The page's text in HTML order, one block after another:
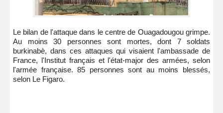
Le bilan de l'attaque dans le centre de Ouagadougou grimpe.
Au moins 30 personnes sont mortes, dont 7 soldats
burkinabè, dans ces attaques qui visaient l'ambassade de
France, l'Institut français et l'état-major des armées, selon
l'armée française. 85 personnes sont au moins blessés,
selon Le Figaro.